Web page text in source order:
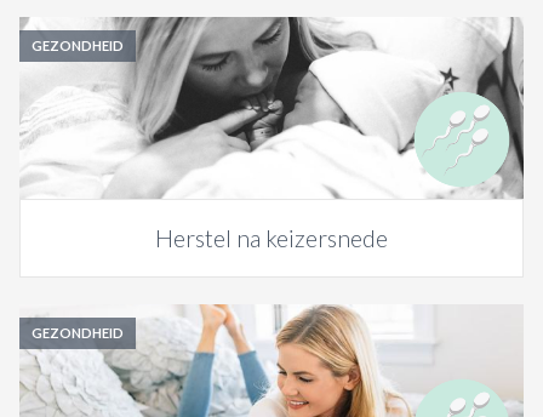
GEZONDHEID
Herstel na keizersnede
GEZONDHEID